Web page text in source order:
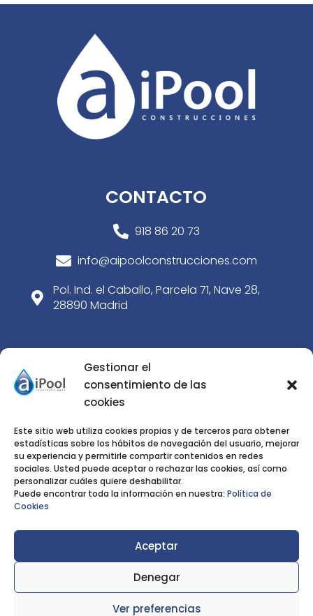
Gestionar el
consentimiento de las
cookies
Este sitio web utiliza cookies propias y de terceros para obtener
estadísticas sobre los hábitos de navegación del usuario, mejorar
su experiencia y permitirle compartir contenidos en redes
sociales. Usted puede aceptar o rechazar las cookies, así como
personalizar cuáles quiere deshabilitar.
Puede encontrar toda la información en nuestra: Política de
Cookies
Aceptar
Denegar
Ver preferencias
CONTACTO
 918 86 20 73
 info@aipoolconstrucciones.com

Pol. Ind. el Caballo, Parcela 71, Nave 28,
28890 Madrid
SERVICIOS
Construcción de piscinas de obra
5Paisajismo
5Rehabilitación de piscinas
5Tienda
5Noticias
Aviso Legal
AiPool Construcciones © 2023 | Diseñado por
Welow Marketing